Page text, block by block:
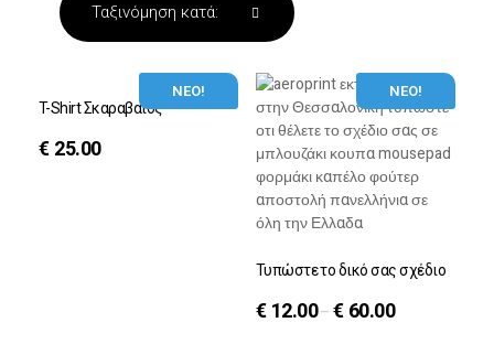
ΝΕΟ!
T-Shirt Σκαραβαίος
€ 25.00
ΝΕΟ!
Τυπώστε το δικό σας σχέδιο
€ 12.00–€ 60.00